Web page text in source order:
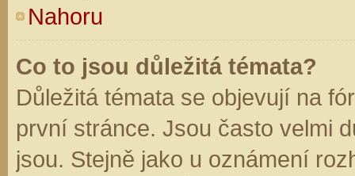
Nahoru
Co to jsou důležitá témata?
Důležitá témata se objevují na
první stránce. Jsou často velmi
jsou. Stejně jako u oznámení